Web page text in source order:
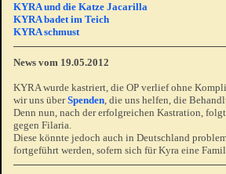
KYRA und die Katze Jacarilla
KYRA badet im Teich
KYRA schmust
News vom 19.05.2012
KYRA wurde kastriert, die OP verlief ohne
wir uns überSpenden, die uns helfen, die
Denn nun, nach der erfolgreichen Kastration,
gegen Filaria.
Diese könnte jedoch auch in Deutschland
fortgeführt werden, sofern sich für Kyra eine